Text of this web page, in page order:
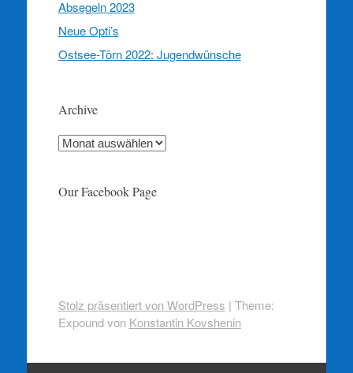
Absegeln 2023
Neue Opti’s
Ostsee-Törn 2022: Jugendwünsche
Archive
Archive
Our Facebook Page
Stolz präsentiert von WordPress | Theme:
Expound von Konstantin Kovshenin